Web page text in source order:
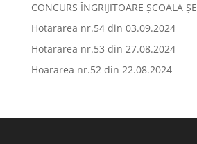
CONCURS ÎNGRIJITOARE ȘCOALA
Hotararea nr.54 din 03.09.2024
Hotararea nr.53 din 27.08.2024
Hoararea nr.52 din 22.08.2024